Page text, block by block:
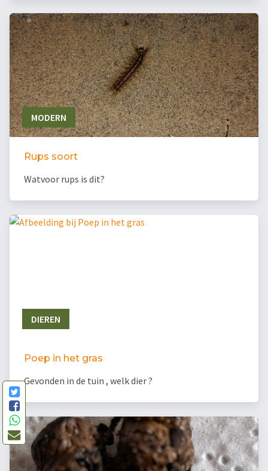
MODERN
Rups soort
Watvoor rups is dit?
DIEREN
Poep in het gras
Gevonden in de tuin , welk dier ?